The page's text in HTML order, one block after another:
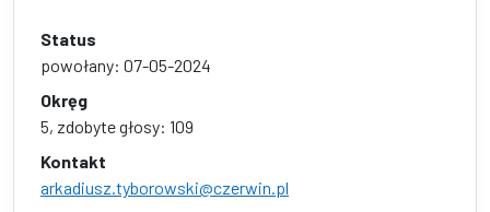
Status
powołany: 07-05-2024
Okręg
5, zdobyte głosy: 109
Kontakt
arkadiusz.tyborowski@czerwin.pl